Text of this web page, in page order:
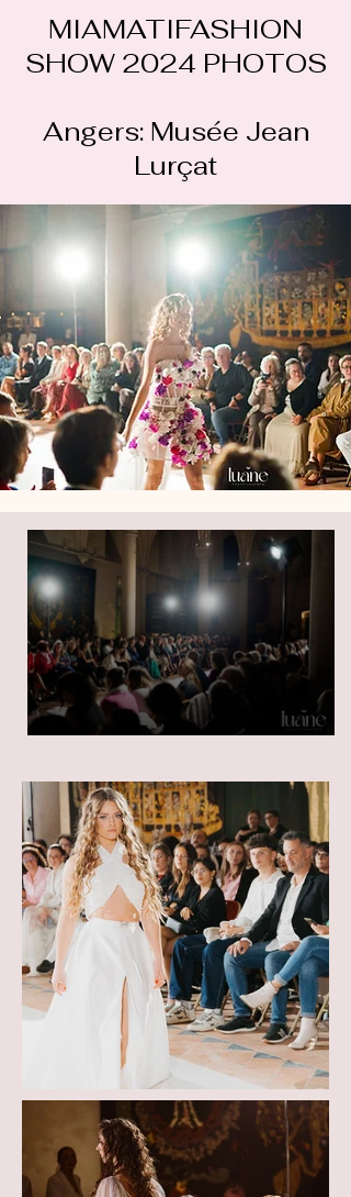
MIAMATIFASHION
SHOW 2024 PHOTOS
Angers: Musée Jean
Lurçat